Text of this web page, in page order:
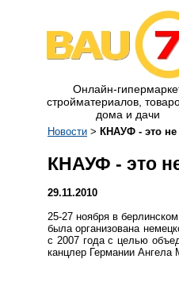
Онлайн-
стройматериалов,
дома и дачи
Новости > КНАУФ - это
КНАУФ - это
29.11.2010
25-27 ноября в
была организована
с 2007 года с целью
канцлер Германии Ангела